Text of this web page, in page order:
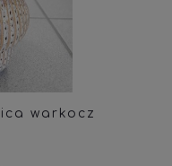
warkocz